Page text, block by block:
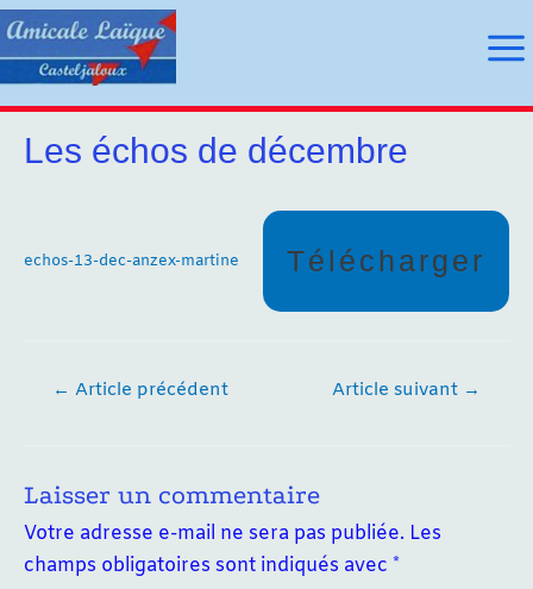
au
contenu
Les échos de décembre
echos-13-dec-anzex-martine Télécharger
Navigation
← Article précédent Article suivant →
Laisser un commentaire
Votre adresse e-mail ne sera pas publiée. Les
champs obligatoires sont indiqués avec *